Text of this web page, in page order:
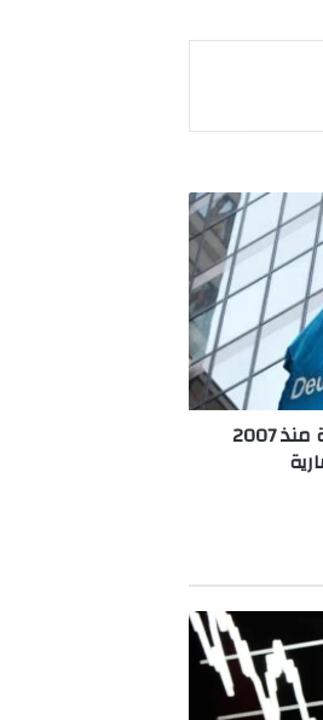
"دويتشه بنك" يحقق أعلى أرباح سنوية منذ 2007